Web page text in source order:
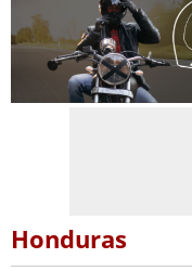
Honduras